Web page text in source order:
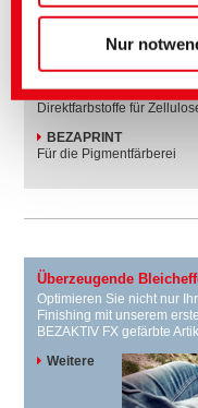
Nur
Ihre Farbstofflösungen
BEZAKTIV FX
TUBANTIN
Direktfarbstoffe für
BEZAPRINT
Für die Pigmentfärberei
Überzeugende
Optimieren Sie nicht nur
Finishing mit unserem
BEZAKTIV FX gefärbte
Weitere